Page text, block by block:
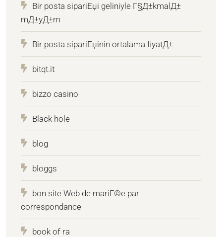
Bir posta sipariЕџi geliniyle Г§Д±kmalД±
mД±yД±m
Bir posta sipariЕџinin ortalama fiyatД±
bitqt.it
bizzo casino
Black hole
blog
bloggs
bon site Web de mariГ©e par
correspondance
book of ra